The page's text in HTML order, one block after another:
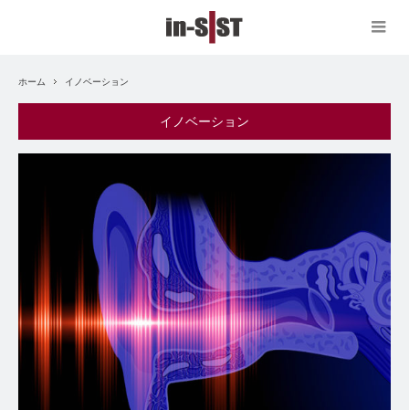
ホーム イノベーション
イノベーション